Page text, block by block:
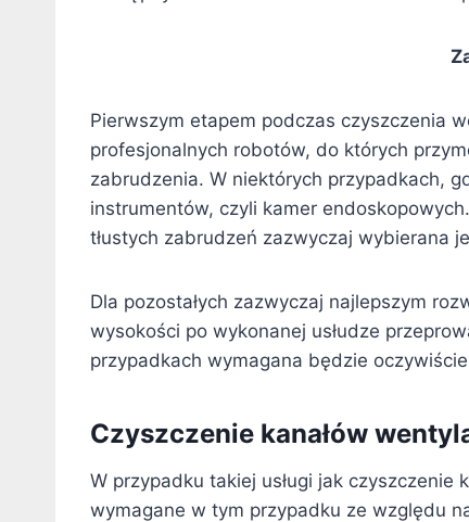
Pierwszym etapem podczas czyszczenia
profesjonalnych robotów, do których
zabrudzenia. W niektórych przypadkach,
instrumentów, czyli kamer
tłustych zabrudzeń zazwyczaj wybierana
Dla pozostałych zazwyczaj najlepszym
wysokości po wykonanej usłudze
przypadkach wymagana będzie
Czyszczenie kanałów
W przypadku takiej usługi jak
wymagane w tym przypadku ze względu